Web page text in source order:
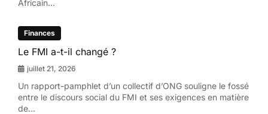
Africain...
Finances
Le FMI a-t-il changé ?
juillet 21, 2026
Un rapport-pamphlet d’un collectif d’ONG souligne le fossé
entre le discours social du FMI et ses exigences en matière
de...